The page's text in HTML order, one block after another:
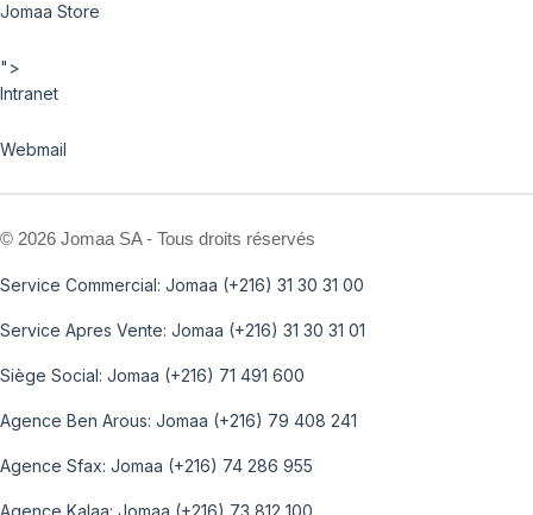
Jomaa Store
">
Intranet
Webmail
© 2026 Jomaa SA - Tous droits réservés
Service Commercial: Jomaa (+216) 31 30 31 00
Service Apres Vente: Jomaa (+216) 31 30 31 01
Siège Social: Jomaa (+216) 71 491 600
Agence Ben Arous: Jomaa (+216) 79 408 241
Agence Sfax: Jomaa (+216) 74 286 955
Agence Kalaa: Jomaa (+216) 73 812 100